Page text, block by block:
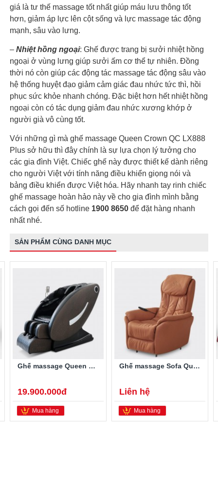
giá là tư thế massage tốt nhất giúp máu lưu thông tốt
hơn, giảm áp lực lên cột sống và lực massage tác động
mạnh, sâu vào lưng.
– Nhiệt hồng ngoại: Ghế được trang bị sưởi nhiệt hồng
ngoại ở vùng lưng giúp sưởi ấm cơ thể tự nhiên. Đồng
thời nó còn giúp các động tác massage tác động sâu vào
hệ thống huyệt đạo giảm cảm giác đau nhức tức thì, hồi
phục sức khỏe nhanh chóng. Đặc biệt hơn hết nhiệt hồng
ngoại còn có tác dụng giảm đau nhức xương khớp ở
người già vô cùng tốt.
Với những gì mà ghế massage Queen Crown QC LX888
Plus sở hữu thì đây chính là sự lựa chọn lý tưởng cho
các gia đình Việt. Chiếc ghế này được thiết kế dành riêng
cho người Việt với tính năng điều khiển giọng nói và
bảng điều khiển được Việt hóa. Hãy nhanh tay rinh chiếc
ghế massage hoàn hảo này về cho gia đình mình bằng
cách gọi đến số hotline 1900 8650 để đặt hàng nhanh
nhất nhé.
SẢN PHẨM CÙNG DANH MỤC
Ghế massage Queen Crown QC LX888
19.900.000đ
Mua hàng
Ghế massage Sofa Queen Crown QC-4F
Liên hệ
Mua hàng